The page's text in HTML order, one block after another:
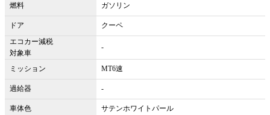
燃料 ガソリン
ドア
クーペ
エコカー減税
対象車
-
ミッション MT6速
過給器 -
車体色 サテンホワイトパール